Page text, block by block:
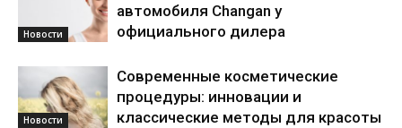
Новости
автомобиля Changan у
официального дилера
Новости
Современные косметические
процедуры: инновации и
классические методы для красоты